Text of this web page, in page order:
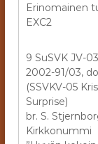
Erinomainen
EXC2
9 SuSVK JV-
2002-91/03,
(SSVKV-05
Surprise)
br. S.
Kirkkonummi